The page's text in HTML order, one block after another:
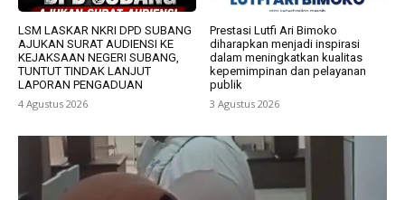
LSM LASKAR NKRI DPD SUBANG
AJUKAN SURAT AUDIENSI KE
KEJAKSAAN NEGERI SUBANG,
TUNTUT TINDAK LANJUT
LAPORAN PENGADUAN
4 Agustus 2026
Prestasi Lutfi Ari Bimoko
diharapkan menjadi inspirasi
dalam meningkatkan kualitas
kepemimpinan dan pelayanan
publik
3 Agustus 2026